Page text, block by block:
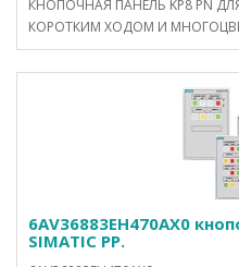
КНОПОЧНАЯ ПАНЕЛЬ KP8 PN
КОРОТКИМ ХОДОМ И
6AV36883EH470AX0
SIMATIC PP.